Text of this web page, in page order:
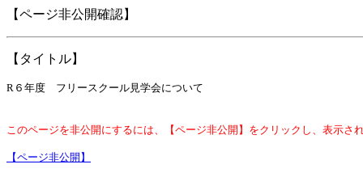
【ページ非公開確認】
【タイトル】
R６年度 フリースクール見学会について
このページを非公開にするには、【ページ非公開】をクリックし、表示さ
【ページ非公開】